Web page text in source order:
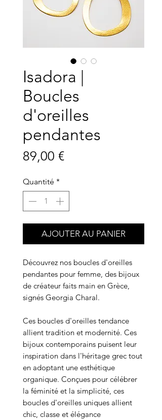
Isadora |
Boucles
d'oreilles
pendantes
89,00 €Prix
Quantité *
AJOUTER AU PANIER
Découvrez nos boucles d'oreilles
pendantes pour femme, des bijoux
de créateur faits main en Grèce,
signés Georgia Charal.
Ces boucles d'oreilles tendance
allient tradition et modernité. Ces
bijoux contemporains puisent leur
inspiration dans l'héritage grec tout
en adoptant une esthétique
organique. Conçues pour célébrer
la féminité et la simplicité, ces
boucles d'oreilles uniques allient
chic, classe et élégance